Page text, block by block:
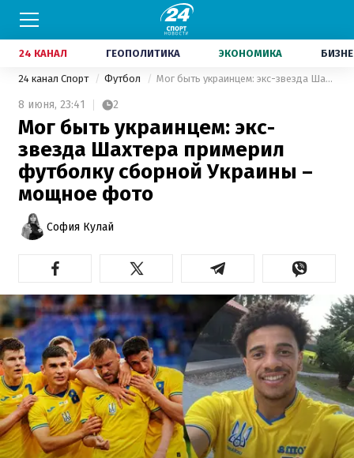
24 КАНАЛ ГЕОПОЛИТИКА ЭКОНОМИКА
24 канал Спорт Футбол Мог быть украинцем: экс-звезда Шахтера примерил футболку сборной Украины – мощное фото
8 июня, 23:41 2
Мог быть украинцем: экс-
звезда Шахтера примерил
футболку сборной Украины –
мощное фото
София Кулай